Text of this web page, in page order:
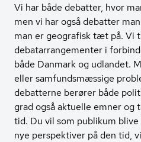
Vi har både debatter, hvor
men vi har også debatter
man er geografisk tæt på. Vi
debatarrangementer i
både Danmark og udlandet.
eller samfundsmæssige
debatterne berører både
grad også aktuelle emner og
tid. Du vil som publikum
nye perspektiver på den tid,